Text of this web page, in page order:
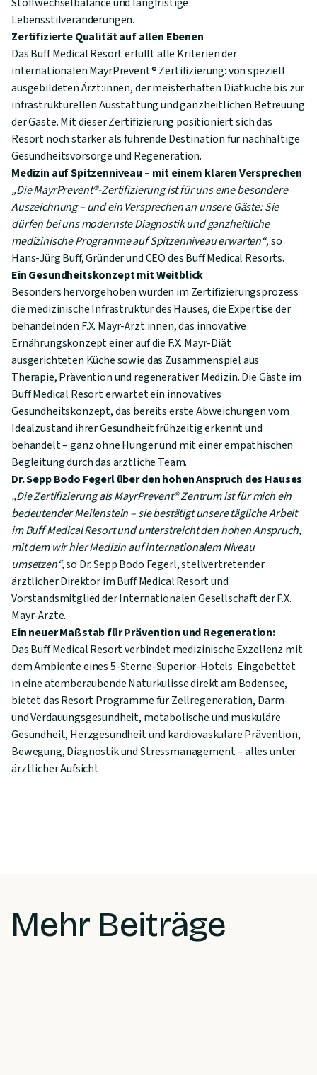
Stoffwechselbalance und langfristige
Lebensstilveränderungen.
Zertifizierte Qualität auf allen Ebenen
Das Buff Medical Resort erfüllt alle Kriterien der
internationalen MayrPrevent® Zertifizierung: von speziell
ausgebildeten Ärzt:innen, der meisterhaften Diätküche bis zur
infrastrukturellen Ausstattung und ganzheitlichen Betreuung
der Gäste. Mit dieser Zertifizierung positioniert sich das
Resort noch stärker als führende Destination für nachhaltige
Gesundheitsvorsorge und Regeneration.
Medizin auf Spitzenniveau – mit einem klaren Versprechen
„Die MayrPrevent®-Zertifizierung ist für uns eine besondere
Auszeichnung – und ein Versprechen an unsere Gäste: Sie
dürfen bei uns modernste Diagnostik und ganzheitliche
medizinische Programme auf Spitzenniveau erwarten“, so
Hans-Jürg Buff, Gründer und CEO des Buff Medical Resorts.
Ein Gesundheitskonzept mit Weitblick
Besonders hervorgehoben wurden im Zertifizierungsprozess
die medizinische Infrastruktur des Hauses, die Expertise der
behandelnden F.X. Mayr-Ärzt:innen, das innovative
Ernährungskonzept einer auf die F.X. Mayr-Diät
ausgerichteten Küche sowie das Zusammenspiel aus
Therapie, Prävention und regenerativer Medizin. Die Gäste im
Buff Medical Resort erwartet ein innovatives
Gesundheitskonzept, das bereits erste Abweichungen vom
Idealzustand ihrer Gesundheit frühzeitig erkennt und
behandelt – ganz ohne Hunger und mit einer empathischen
Begleitung durch das ärztliche Team.
Dr. Sepp Bodo Fegerl über den hohen Anspruch des Hauses
„Die Zertifizierung als MayrPrevent® Zentrum ist für mich ein
bedeutender Meilenstein – sie bestätigt unsere tägliche Arbeit
im Buff Medical Resort und unterstreicht den hohen Anspruch,
mit dem wir hier Medizin auf internationalem Niveau
umsetzen“,so Dr. Sepp Bodo Fegerl, stellvertretender
ärztlicher Direktor im Buff Medical Resort und
Vorstandsmitglied der Internationalen Gesellschaft der F.X.
Mayr-Ärzte.
Ein neuer Maßstab für Prävention und Regeneration:
Das Buff Medical Resort verbindet medizinische Exzellenz mit
dem Ambiente eines 5-Sterne-Superior-Hotels. Eingebettet
in eine atemberaubende Naturkulisse direkt am Bodensee,
bietet das Resort Programme für Zellregeneration, Darm-
und Verdauungsgesundheit, metabolische und muskuläre
Gesundheit, Herzgesundheit und kardiovaskuläre Prävention,
Bewegung, Diagnostik und Stressmanagement – alles unter
ärztlicher Aufsicht.
Mehr Beiträge